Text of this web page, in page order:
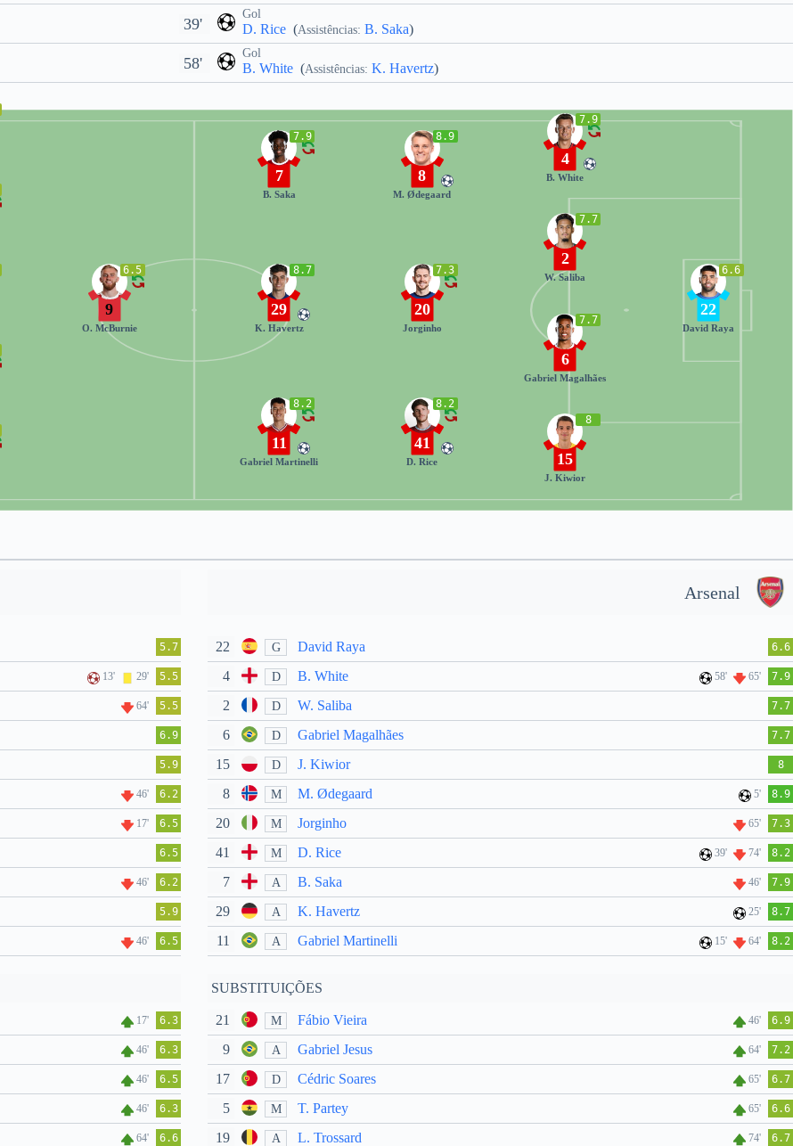
39'
Gol
D. Rice (Assistências: B. Saka)
58'
Gol
B. White (Assistências: K. Havertz)
6.5
9
O. McBurnie
6.6
22
David Raya
8
15
J. Kiwior
7.7
6
Gabriel Magalhães
7.7
2
W. Saliba
7.9
4
B. White
8.2
41
D. Rice
7.3
20
Jorginho
8.9
8
M. Ødegaard
8.2
11
Gabriel Martinelli
8.7
29
K. Havertz
7.9
7
B. Saka
5.7
13' 29' 5.5
64' 5.5
6.9
5.9
46' 6.2
17' 6.5
6.5
46' 6.2
5.9
46' 6.5
17' 6.3
46' 6.3
46' 6.5
46' 6.3
64' 6.6
Arsenal
22 G David Raya 6.6
4 D B. White 58' 65' 7.9
2 D W. Saliba 7.7
6 D Gabriel Magalhães 7.7
15 D J. Kiwior 8
8 M M. Ødegaard 5' 8.9
20 M Jorginho 65' 7.3
41 M D. Rice 39' 74' 8.2
7 A B. Saka 46' 7.9
29 A K. Havertz 25' 8.7
11 A Gabriel Martinelli 15' 64' 8.2
SUBSTITUIÇÕES
21 M Fábio Vieira 46' 6.9
9 A Gabriel Jesus 64' 7.2
17 D Cédric Soares 65' 6.7
5 M T. Partey 65' 6.6
19 A L. Trossard 74' 6.7